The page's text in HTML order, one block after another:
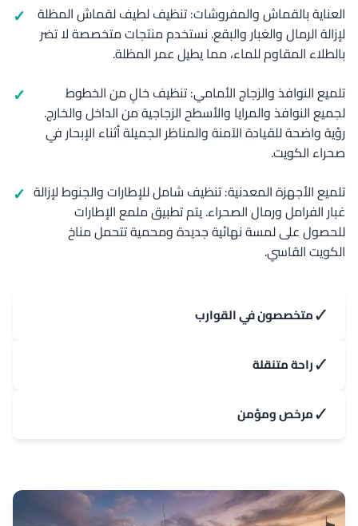
العناية بالقماش والمفروشات: تنظيف لطيف لقماش المظلة
لإزالة الرمال والغبار والبقع. نستخدم منتجات متخصصة لا تضر
بالطلاء المقاوم للماء، مما يطيل عمر المظلة.
تلميع النوافذ والزجاج الأمامي: تنظيف خالٍ من الخطوط
لجميع النوافذ والمرايا والأسطح الزجاجية من الداخل والخارج.
رؤية واضحة للقيادة الآمنة والمناظر الجميلة أثناء الإبحار في
صحراء الكويت.
تلميع الأجهزة المعدنية: تنظيف شامل للإطارات والجنوط لإزالة
غبار الفرامل ورمال الصحراء. يتم تطبيق ملمع الإطارات
للحصول على لمسة نهائية جديدة ومحمية تتحمل مناخ
الكويت القاسي.
✓متخصصون في القوارب
✓راحة متنقلة
✓مرخص ومؤمن